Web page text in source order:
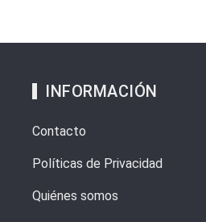
INFORMACIÓN
Contacto
Políticas de Privacidad
Quiénes somos